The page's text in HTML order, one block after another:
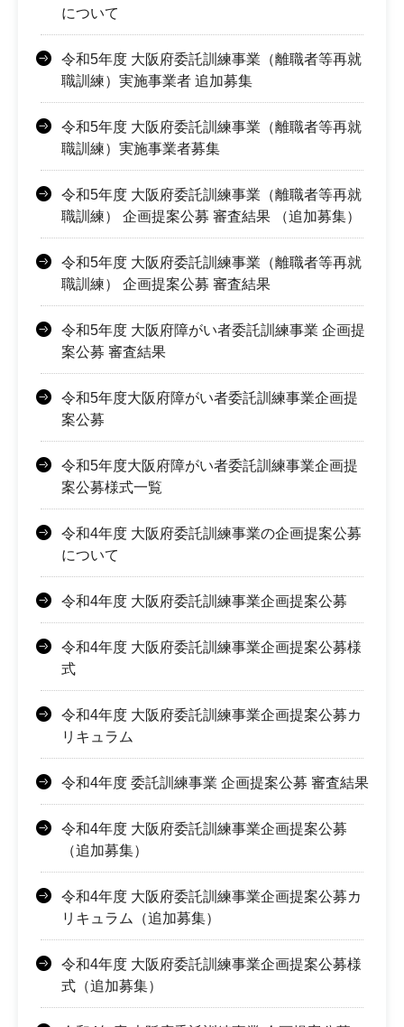
について
令和5年度 大阪府委託訓練事業（離職者等再就
職訓練）実施事業者 追加募集
令和5年度 大阪府委託訓練事業（離職者等再就
職訓練）実施事業者募集
令和5年度 大阪府委託訓練事業（離職者等再就
職訓練） 企画提案公募 審査結果 （追加募集）
令和5年度 大阪府委託訓練事業（離職者等再就
職訓練） 企画提案公募 審査結果
令和5年度 大阪府障がい者委託訓練事業 企画提
案公募 審査結果
令和5年度大阪府障がい者委託訓練事業企画提
案公募
令和5年度大阪府障がい者委託訓練事業企画提
案公募様式一覧
令和4年度 大阪府委託訓練事業の企画提案公募
について
令和4年度 大阪府委託訓練事業企画提案公募
令和4年度 大阪府委託訓練事業企画提案公募様
式
令和4年度 大阪府委託訓練事業企画提案公募カ
リキュラム
令和4年度 委託訓練事業 企画提案公募 審査結果
令和4年度 大阪府委託訓練事業企画提案公募
（追加募集）
令和4年度 大阪府委託訓練事業企画提案公募カ
リキュラム（追加募集）
令和4年度 大阪府委託訓練事業企画提案公募様
式（追加募集）